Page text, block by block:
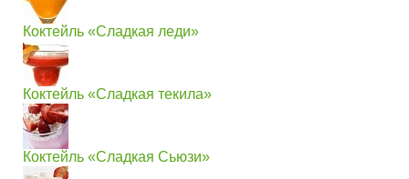
Коктейль «Сладкая леди»
Коктейль «Сладкая текила»
Коктейль «Сладкая Сьюзи»